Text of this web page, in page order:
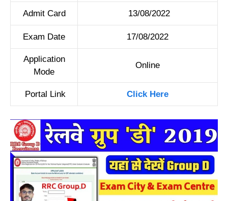
Admit Card 13/08/2022
Exam Date 17/08/2022
Application
Mode
Online
Portal Link Click Here